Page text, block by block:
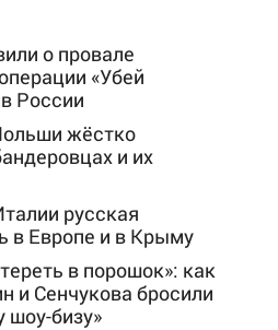
о провале
«Убей
России
жёстко
и их
русская
в Европе и в Крыму
в порошок»: как
и Сенчукова бросили
шоу-бизу»